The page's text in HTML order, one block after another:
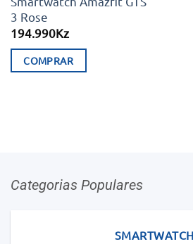
3 Rose
194.990Kz
COMPRAR
Categorias Populares